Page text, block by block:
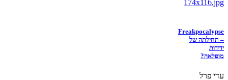
Freakpocalypse
– תחילתה של
ידידות
מופלאה?
עדי פרל